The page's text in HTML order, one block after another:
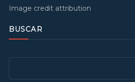
Image credit attribution
BUSCAR